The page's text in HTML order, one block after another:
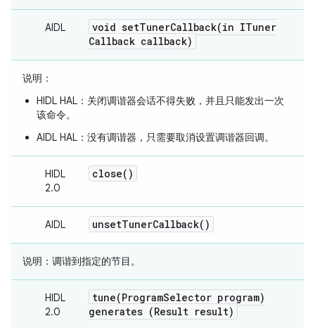
AIDL void setTunerCallback(in ITuner
Callback callback)
说明 ：
HIDL HAL：关闭调谐器会话不得失败，并且只能发出一次
该命令。
AIDL HAL：没有调谐器，只需要取消设置调谐器回调。
HIDL
2.0
close( )
AIDL unsetTunerCallback( )
说明 ：调谐到指定的节目。
HIDL
2.0
tune(ProgramSelector program)
generates (Result result)